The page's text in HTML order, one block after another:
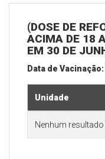
(DOSE DE
ACIMA DE 18
EM 30 DE
Data de Vacinação:
Unidade
Nenhum